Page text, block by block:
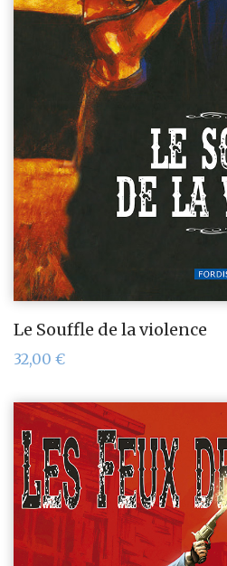
Le Souffle de la violence
32,00 €